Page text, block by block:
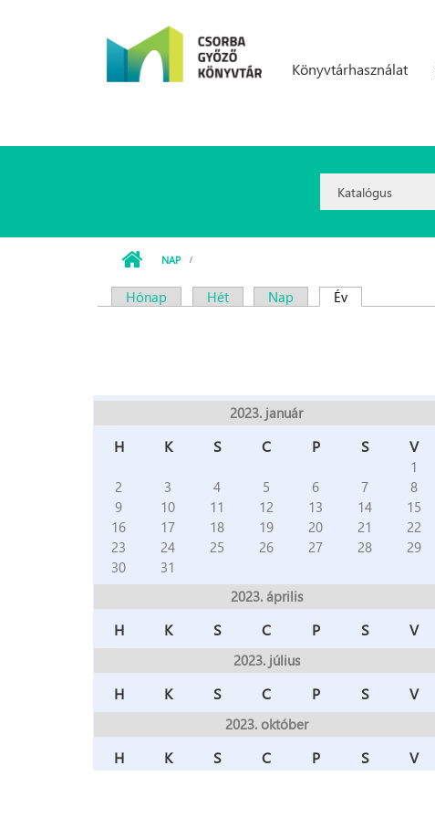
Könyvtárhasználat
Option:
NAP
Hónap Hét Nap Év(aktív fül)
2023. január
H K S C P S V
1
2
3 4 5 6 7
8
9
10 11 12 13 14
15
16
17 18 19 20 21
22
23
24 25 26 27 28
29
30
31
2023. április
H K S C P S V
2023. július
H K S C P S V
2023. október
H K S C P S V